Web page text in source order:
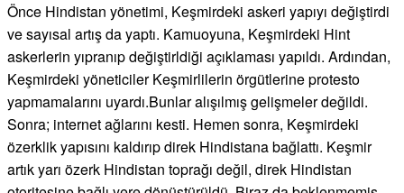
Önce Hindistan yönetimi, Keşmirdeki askeri yapıyı değiştirdi
ve sayısal artış da yaptı. Kamuoyuna, Keşmirdeki Hint
askerlerin yıpranıp değiştirldiği açıklaması yapıldı. Ardından,
Keşmirdeki yöneticiler Keşmirlilerin örgütlerine protesto
yapmamalarını uyardı.Bunlar alışılmış gelişmeler değildi.
Sonra; internet ağlarını kesti. Hemen sonra, Keşmirdeki
özerklik yapısını kaldırıp direk Hindistana bağlattı. Keşmir
artık yarı özerk Hindistan toprağı değil, direk Hindistan